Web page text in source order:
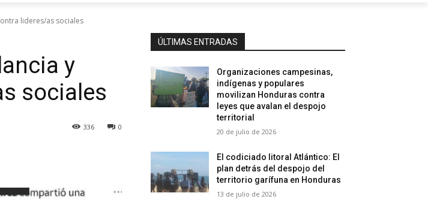
lideres/as sociales
y
sociales
0
336
ÚLTIMAS ENTRADAS
Organizaciones campesinas,
indígenas y populares
movilizan Honduras contra
leyes que avalan el despojo
territorial
20 de julio de 2026
El codiciado litoral Atlántico: El
plan detrás del despojo del
territorio garífuna en Honduras
13 de julio de 2026